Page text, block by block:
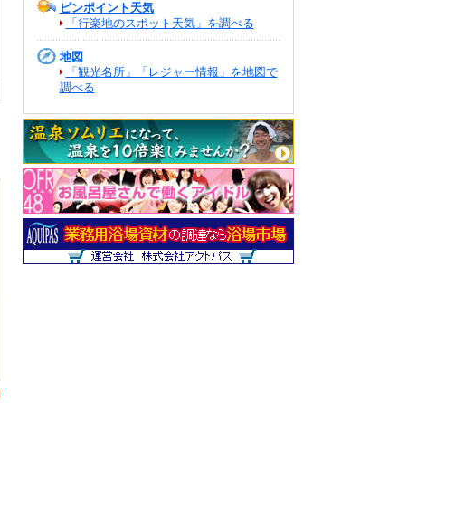
ピンポイント天気
「行楽地のスポット天気」を調べる
地図
「観光名所」「レジャー情報」を地図で
調べる